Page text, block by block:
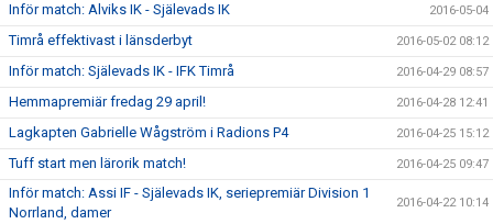
Inför match: Alviks IK - Själevads IK 2016-05-04
Timrå effektivast i länsderbyt 2016-05-02 08:12
Inför match: Själevads IK - IFK Timrå 2016-04-29 08:57
Hemmapremiär fredag 29 april! 2016-04-28 12:41
Lagkapten Gabrielle Wågström i Radions P4 2016-04-25 15:12
Tuff start men lärorik match! 2016-04-25 09:47
Inför match: Assi IF - Själevads IK, seriepremiär Division 1
Norrland, damer
2016-04-22 10:14